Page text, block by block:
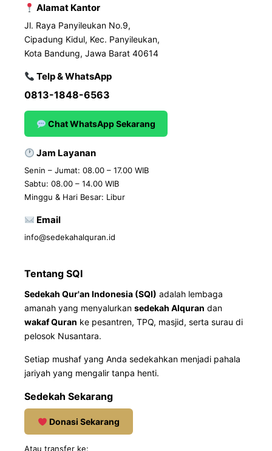
Alamat Kantor
Jl. Raya Panyileukan No.9,
Cipadung Kidul, Kec. Panyileukan,
Kota Bandung, Jawa Barat 40614
Telp & WhatsApp
0813-1848-6563
Chat WhatsApp Sekarang
Jam Layanan
Senin – Jumat: 08.00 – 17.00 WIB
Sabtu: 08.00 – 14.00 WIB
Minggu & Hari Besar: Libur
Email
info@sedekahalquran.id
Tentang SQI
Sedekah Qur'an Indonesia (SQI) adalah lembaga
amanah yang menyalurkan sedekah Alquran dan
wakaf Quran ke pesantren, TPQ, masjid, serta surau di
pelosok Nusantara.
Setiap mushaf yang Anda sedekahkan menjadi pahala
jariyah yang mengalir tanpa henti.
Sedekah Sekarang
Donasi Sekarang
Atau transfer ke: